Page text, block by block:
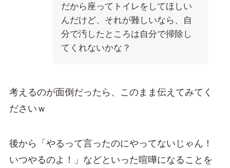
だから座ってトイレをしてほしい
んだけど、それが難しいなら、自
分で汚したところは自分で掃除し
てくれないかな？
考えるのが面倒だったら、このまま伝えてみてく
ださいｗ
後から「やるって言ったのにやってないじゃん！
いつやるのよ！」などといった喧嘩になることを